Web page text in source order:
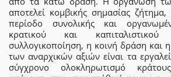
αποτελεί κομβικής σημασίας
περίοδο συνολικής και
κρατικού και
συλλογικοποίηση, η κοινή δράση και
των αναρχικών αξιών είναι τα
σύγχρονο ολοκληρωτισμό